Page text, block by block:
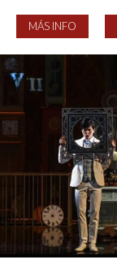
MÁS INFO